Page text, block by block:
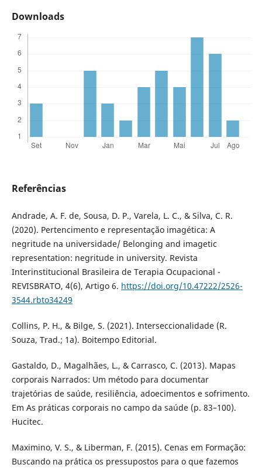
Downloads
Referências
Andrade, A. F. de, Sousa, D. P., Varela, L. C., & Silva, C. R.
(2020). Pertencimento e representação imagética: A
negritude na universidade/ Belonging and imagetic
representation: negritude in university. Revista
Interinstitucional Brasileira de Terapia Ocupacional -
REVISBRATO, 4(6), Artigo 6. https://doi.org/10.47222/2526-
3544.rbto34249
Collins, P. H., & Bilge, S. (2021). Interseccionalidade (R.
Souza, Trad.; 1a). Boitempo Editorial.
Gastaldo, D., Magalhães, L., & Carrasco, C. (2013). Mapas
corporais Narrados: Um método para documentar
trajetórias de saúde, resiliência, adoecimentos e sofrimento.
Em As práticas corporais no campo da saúde (p. 83–100).
Hucitec.
Maximino, V. S., & Liberman, F. (2015). Cenas em Formação:
Buscando na prática os pressupostos para o que fazemos